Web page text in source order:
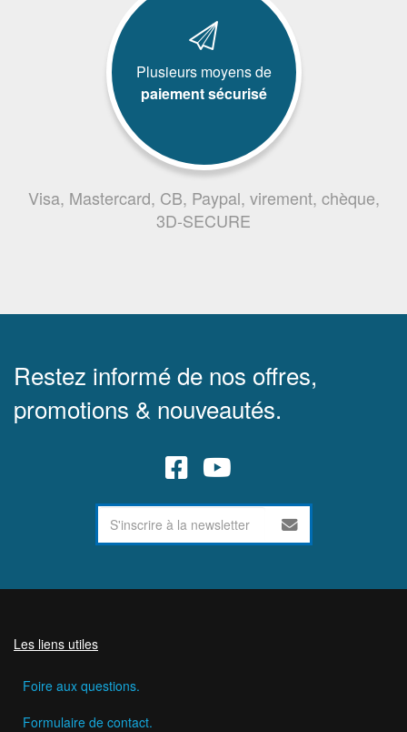
Plusieurs moyens de
paiement sécurisé
Visa, Mastercard, CB, Paypal, virement, chèque,
3D-SECURE
Restez informé de nos offres,
promotions & nouveautés.
Les liens utiles
Foire aux questions.
Formulaire de contact.